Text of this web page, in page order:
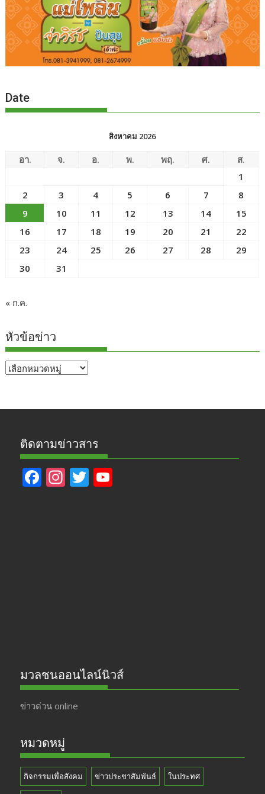
Date
สิงหาคม 2026
อา. จ. อ. พ. พฤ. ศ.
ส.
1
2
3 4 5 6 7
8
9
10 11 12 13 14
15
16
17 18 19 20 21
22
23
24 25 26 27 28
29
30
31
« ก.ค.
หัวข้อข่าว
หัวข้อ
ติดตามข่าวสาร
F In T
มวลชนออนไลน์นิวส์
ข่าวด่วน online
หมวดหมู่
กิจกรรมเพื่อสังคม ข่าวประชาสัมพันธ์ ในประทศ